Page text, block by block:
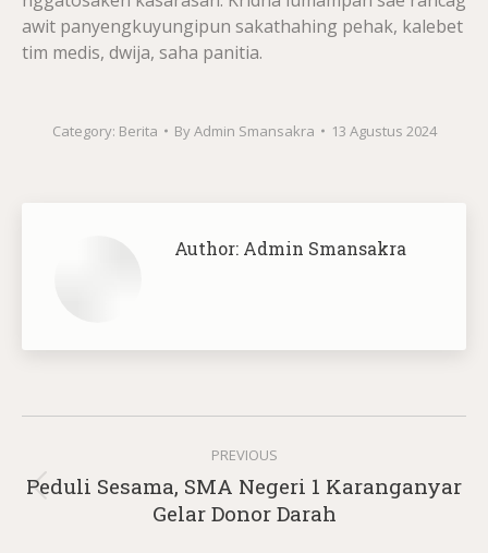
awit panyengkuyungipun sakathahing pehak, kalebet
tim medis, dwija, saha panitia.
Category: Berita ByAdmin Smansakra 13 Agustus 2024
Author: Admin Smansakra
navigation
PREVIOUS
Previous
post:
Peduli Sesama, SMA Negeri 1 Karanganyar
Gelar Donor Darah